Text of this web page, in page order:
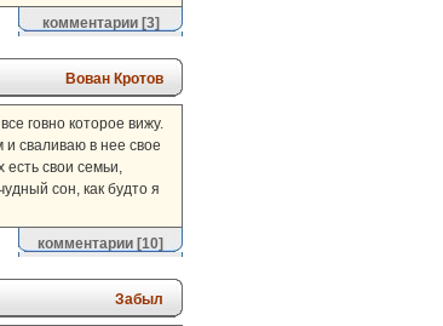
комментарии[3]
Вован Кротов
говно которое вижу.
сваливаю в нее свое
свои семьи,
сон, как будто я
комментарии [10]
Забыл